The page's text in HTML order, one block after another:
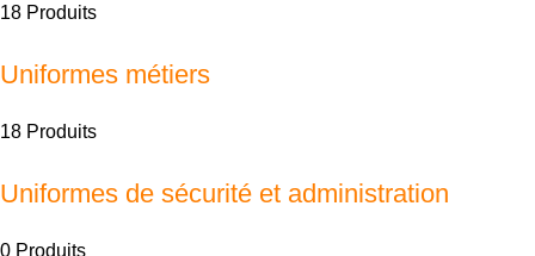
18 Produits
Uniformes métiers
18 Produits
Uniformes de sécurité et administration
0 Produits